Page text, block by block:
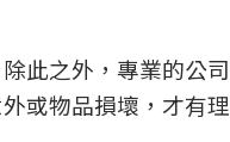
此之外，專業的公司
或物品損壞，才有理